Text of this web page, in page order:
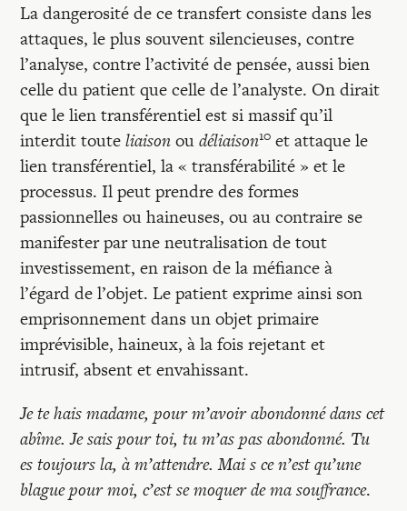
La dangerosité de ce transfert consiste dans les
attaques, le plus souvent silencieuses, contre
l’analyse, contre l’activité de pensée, aussi bien
celle du patient que celle de l’analyste. On dirait
que le lien transférentiel est si massif qu’il
interdit touteliaisonoudéliaison10 et attaque le
lien transférentiel, la « transférabilité » et le
processus. Il peut prendre des formes
passionnelles ou haineuses, ou au contraire se
manifester par une neutralisation de tout
investissement, en raison de la méfiance à
l’égard de l’objet. Le patient exprime ainsi son
emprisonnement dans un objet primaire
imprévisible, haineux, à la fois rejetant et
intrusif, absent et envahissant.
Je te hais madame, pour m’avoir abondonné dans cet
abîme. Je sais pour toi, tu m’as pas abondonné. Tu
es toujours la, à m’attendre. Mai s ce n’est qu’une
blague pour moi, c’est se moquer de ma souffrance.